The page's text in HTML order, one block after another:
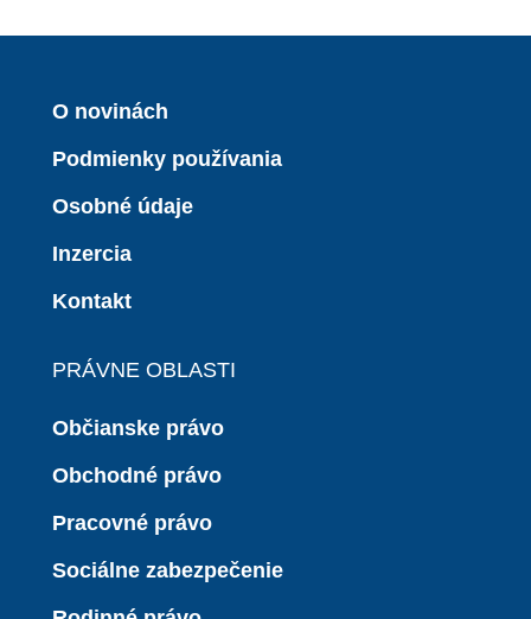
O novinách
Podmienky používania
Osobné údaje
Inzercia
Kontakt
PRÁVNE OBLASTI
Občianske právo
Obchodné právo
Pracovné právo
Sociálne zabezpečenie